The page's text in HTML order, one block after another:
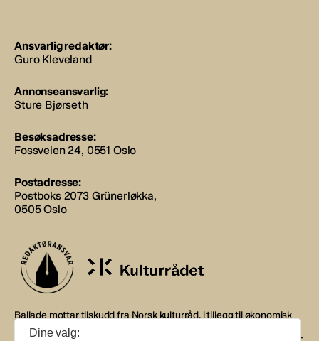
Ansvarlig redaktør:
Guro Kleveland
Annonseansvarlig:
Sture Bjørseth
Besøksadresse:
Fossveien 24, 0551 Oslo
Postadresse:
Postboks 2073 Grünerløkka,
0505 Oslo
Ballade mottar tilskudd fra Norsk kulturråd, i tillegg til økonomisk
støtte fra eierne NOPA, Norsk komponistforening og
Musikkforleggerne. Ballade drives etter Redaktør- og Vær Varsom-
Dine valg: